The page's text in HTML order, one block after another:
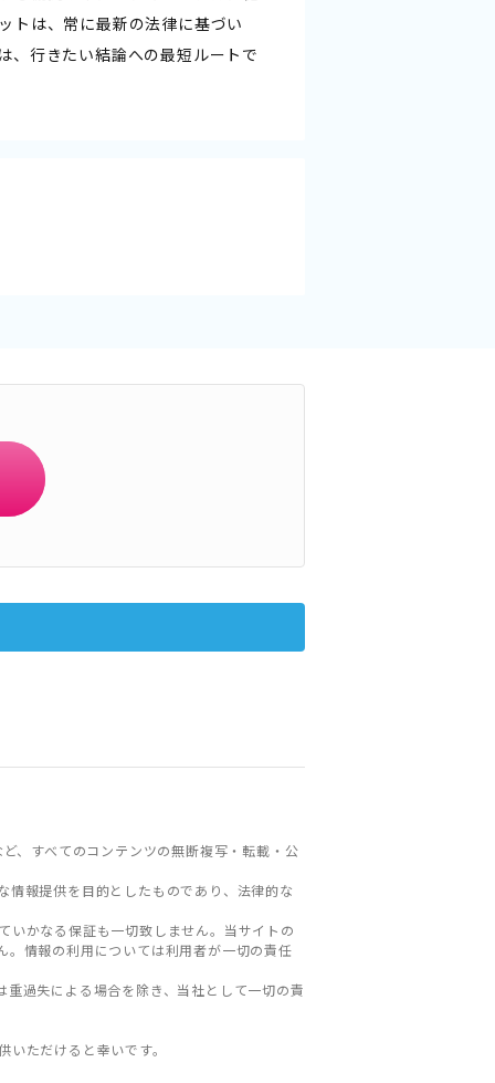
トは、常に最新の法律に基づい
、行きたい結論への最短ルートで
、すべてのコンテンツの無断複写・転載・公
報提供を目的としたものであり、法律的な
いかなる保証も一切致しません。当サイトの
情報の利用については利用者が一切の責任
過失による場合を除き、当社として一切の責
ただけると幸いです。